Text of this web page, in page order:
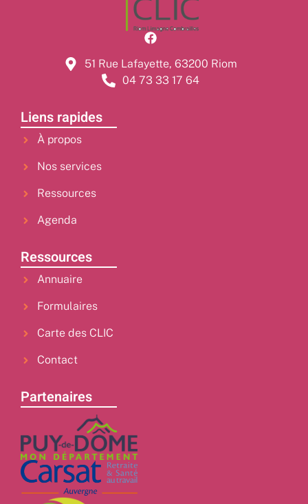
51 Rue Lafayette, 63200 Riom
04 73 33 17 64
Liens rapides
À propos
Nos services
Ressources
Agenda
Ressources
Annuaire
Formulaires
Carte des CLIC
Contact
Partenaires